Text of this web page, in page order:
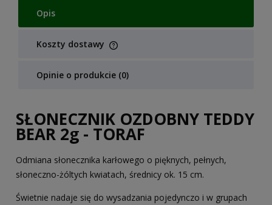
Opis
Koszty dostawy
Cena nie zawiera ewentualnych kosztów płatności
Opinie o produkcie (0)
SŁONECZNIK OZDOBNY TEDDY
BEAR 2g - TORAF
Odmiana słonecznika karłowego o pięknych, pełnych,
słoneczno-żóltych kwiatach, średnicy ok. 15 cm.
Świetnie nadaje się do wysadzania pojedynczo i w grupach